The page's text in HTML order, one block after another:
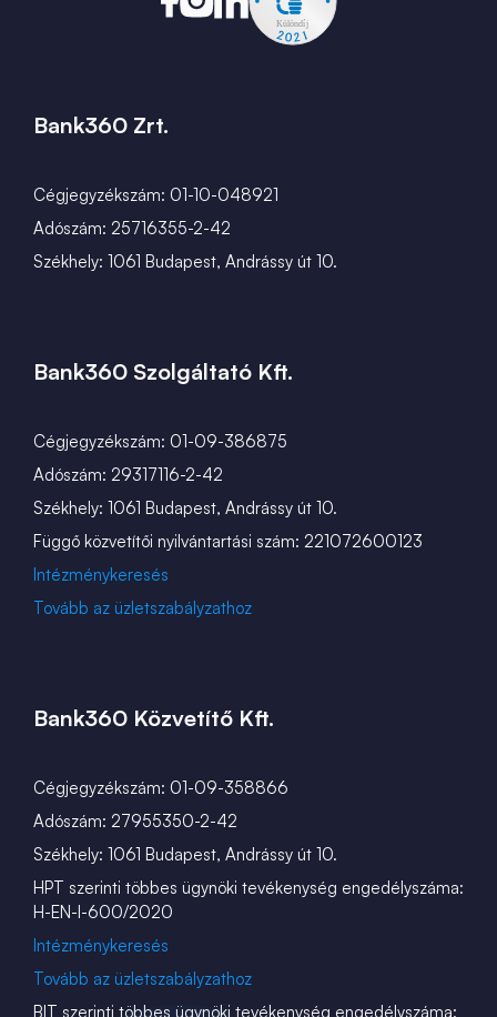
Bank360 Zrt.
Cégjegyzékszám: 01-10-048921
Adószám: 25716355-2-42
Székhely: 1061 Budapest, Andrássy út 10.
Bank360 Szolgáltató Kft.
Cégjegyzékszám: 01-09-386875
Adószám: 29317116-2-42
Székhely: 1061 Budapest, Andrássy út 10.
Függő közvetítői nyilvántartási szám: 221072600123
Intézménykeresés
Tovább az üzletszabályzathoz
Bank360 Közvetítő Kft.
Cégjegyzékszám: 01-09-358866
Adószám: 27955350-2-42
Székhely: 1061 Budapest, Andrássy út 10.
HPT szerinti többes ügynöki tevékenység engedélyszáma:
H-EN-I-600/2020
Intézménykeresés
Tovább az üzletszabályzathoz
BIT szerinti többes ügynöki tevékenység engedélyszáma: